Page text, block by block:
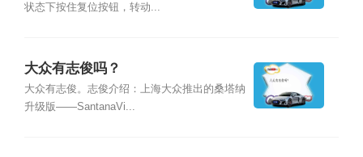
状态下按住复位按钮，转动...
大众有志俊吗？
大众有志俊。志俊介绍：上海大众推出的桑塔纳
升级版——SantanaVi...